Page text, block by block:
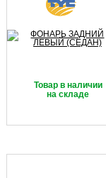
Товар в наличии
на складе